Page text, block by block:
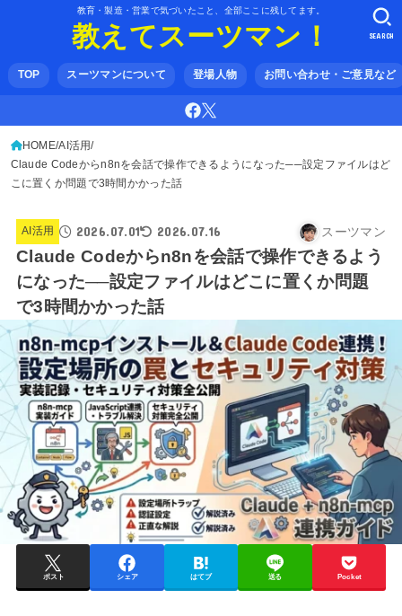
教育・製造・営業で気づいたこと、全部ここに残してます。
教えてスーツマン！
TOP スーツマンについて 登場人物 お問い合わせ・ご意見など
SEARCH
HOME AI活用
Claude Codeからn8nを会話で操作できるようになった──設定ファイルはど
こに置くか問題で3時間かかった話
AI活用 2026.07.01 2026.07.16 スーツマン
Claude Codeからn8nを会話で操作できるよう
になった──設定ファイルはどこに置くか問題
で3時間かかった話
ポスト シェア はてブ 送る Pocket